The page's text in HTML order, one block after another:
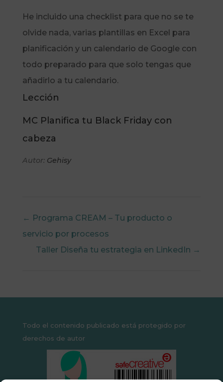
He incluido una checklist para que no se te
olvide nada, varias plantillas en Excel para
planificación y un calendario de Google con
todo preparado para que solo tengas que
añadirlo a tu calendario.
Lección
MC Planifica tu Black Friday con
cabeza
Autor: Gehisy
Programa CREAM – Tu producto o
servicio por procesos
Taller Diseña tu estrategia en LinkedIn
Todo el contenido publicado está protegido por
derechos de autor